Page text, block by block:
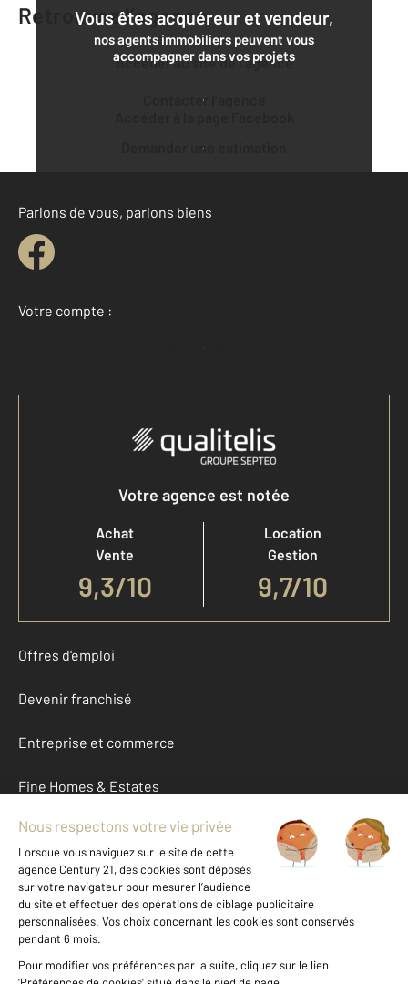
Vous êtes acquéreur et vendeur,
nos agents immobiliers peuvent vous
accompagner dans vos projets
Contacter l’agence
Demander une estimation
Retrouvez l’agence
Accéder au site de l’agence
Parlons de vous, parlons biens
Votre compte :
Accéder à mon compte
Votre agence est notée
Achat
Vente
9,3/10
Location
Gestion
9,7/10
Offres d'emploi
Devenir franchisé
Entreprise et commerce
Fine Homes & Estates
À propos
International
Nous contacter